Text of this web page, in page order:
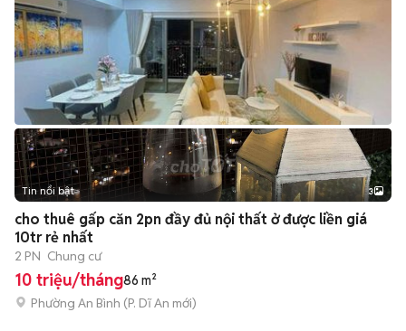
Tin nổi bật 3
cho thuê gấp căn 2pn đầy đủ nội thất ở được liền giá
10tr rẻ nhất
2 PN Chung cư
10 triệu/tháng86 m²
Phường An Bình (P. Dĩ An mới)